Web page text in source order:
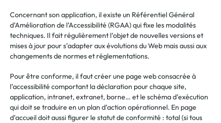
Concernant son application, il existe un Référentiel Général
d’Amélioration de l’Accessibilité (RGAA) qui fixe les modalités
techniques. Il fait régulièrement l’objet de nouvelles versions et
mises à jour pour s’adapter aux évolutions du Web mais aussi aux
changements de normes et réglementations.
Pour être conforme, il faut créer une page web consacrée à
l’accessibilité comportant la déclaration pour chaque site,
application, intranet, extranet, borne… et le schéma d’exécution
qui doit se traduire en un plan d’action opérationnel. En page
d’accueil doit aussi figurer le statut de conformité : total (si tous